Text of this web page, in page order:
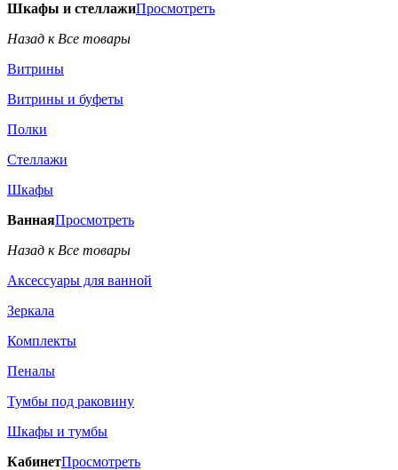
Шкафы и стеллажиПросмотреть
Назад к Все товары
Витрины
Витрины и буфеты
Полки
Стеллажи
Шкафы
ВаннаяПросмотреть
Назад к Все товары
Аксессуары для ванной
Зеркала
Комплекты
Пеналы
Тумбы под раковину
Шкафы и тумбы
КабинетПросмотреть